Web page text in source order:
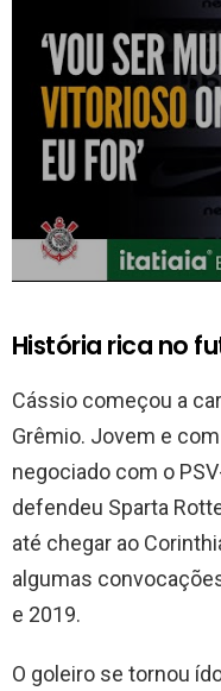
História rica no
Cássio começou a
Grêmio. Jovem e
negociado com o
defendeu Sparta
até chegar ao
algumas
e 2019.
O goleiro se tornou